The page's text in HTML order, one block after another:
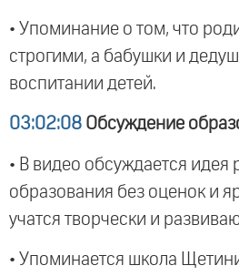
• Упоминание о том, что
строгими, а бабушки и
воспитании детей.
03:02:08 Обсуждение
• В видео обсуждается идея
образования без оценок и
учатся творчески и
• Упоминается школа